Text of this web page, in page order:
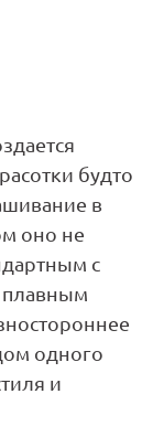
будто
в
оно не
с
плавным
одного
и